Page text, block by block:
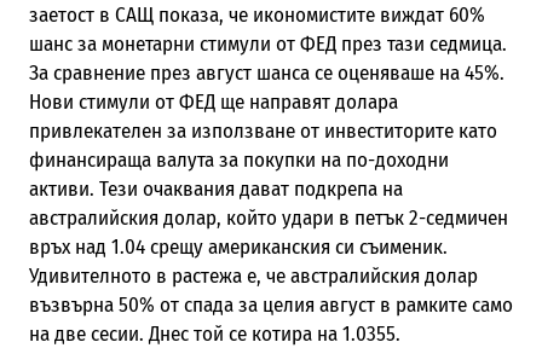
заетост в САЩ показа, че икономистите виждат 60%
шанс за монетарни стимули от ФЕД през тази седмица.
За сравнение през август шанса се оценяваше на 45%.
Нови стимули от ФЕД ще направят долара
привлекателен за използване от инвеститорите като
финансираща валута за покупки на по-доходни
активи. Тези очаквания дават подкрепа на
австралийския долар, който удари в петък 2-седмичен
връх над 1.04 срещу американския си съименик.
Удивителното в растежа е, че австралийския долар
възвърна 50% от спада за целия август в рамките само
на две сесии. Днес той се котира на 1.0355.